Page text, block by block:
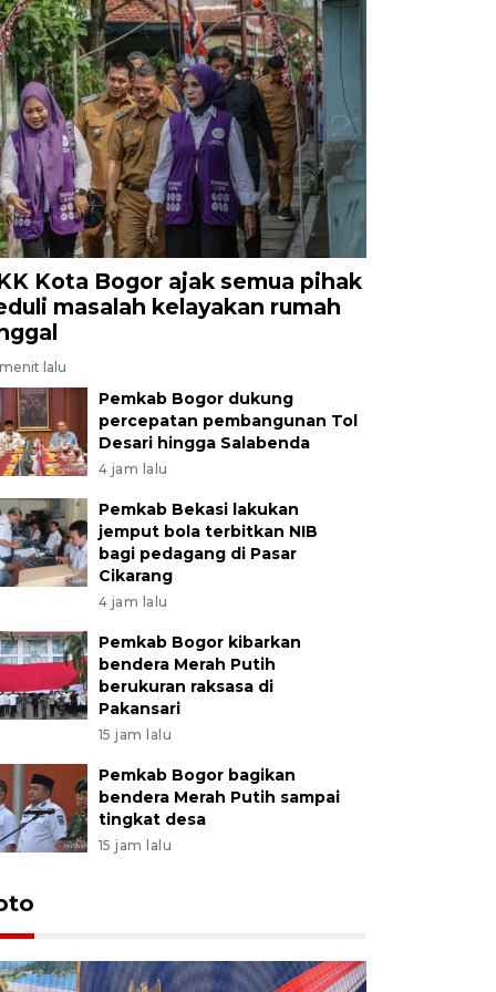
Kota Bogor ajak semua pihak
masalah kelayakan rumah
lalu
Pemkab Bogor dukung
percepatan pembangunan Tol
Desari hingga Salabenda
4 jam lalu
Pemkab Bekasi lakukan
jemput bola terbitkan NIB
bagi pedagang di Pasar
Cikarang
4 jam lalu
Pemkab Bogor kibarkan
bendera Merah Putih
berukuran raksasa di
Pakansari
15 jam lalu
Pemkab Bogor bagikan
bendera Merah Putih sampai
tingkat desa
15 jam lalu